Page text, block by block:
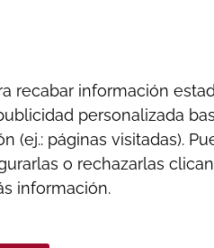
recabar información
personalizada
páginas visitadas).
o rechazarlas
información.